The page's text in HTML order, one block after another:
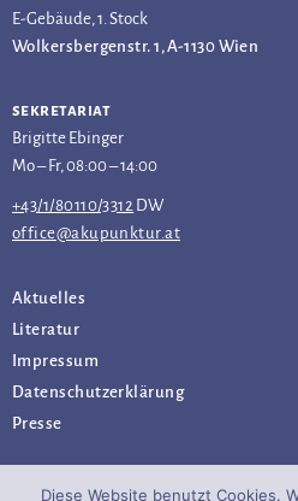
E-Gebäude, 1. Stock
Wolkersbergenstr. 1, A-1130 Wien
sekretariat
Brigitte Ebinger
Mo – Fr, 08:00 – 14:00
+43/1/80110/3312 DW
office@akupunktur.at
Aktuelles
Literatur
Impressum
Datenschutz­erklärung
Presse
Diese Website benutzt Cookies.